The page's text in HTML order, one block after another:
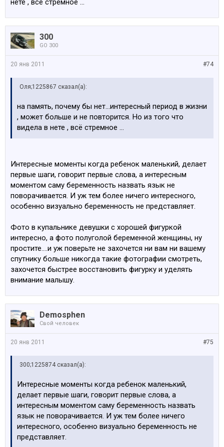
нете , всё стремное ...
300
GO 300
#74
20 янв 2011
Оля;1225867 сказал(а):
на память, почему бы нет...интересный период в жизни
, может больше и не повторится. Но из того что
видела в нете , всё стремное ...
Интересные моменты когда ребенок маленький, делает
первые шаги, говорит первые слова, а интересным
моментом саму беременность назвать язык не
поворачивается. И уж тем более ничего интересного,
особенно визуально беременность не представляет.
Фото в купальнике девушки с хорошей фигуркой
интересно, а фото полуголой беременной женщины, ну
простите....и уж поверьте не захочется ни вам ни вашему
спутнику больше никогда такие фотографии смотреть,
захочется быстрее восстановить фигурку и уделять
внимание малышу.
Demosphen
Свой человек
#75
20 янв 2011
300;1225874 сказал(а):
Интересные моменты когда ребенок маленький,
делает первые шаги, говорит первые слова, а
интересным моментом саму беременность назвать
язык не поворачивается. И уж тем более ничего
интересного, особенно визуально беременность не
представляет.